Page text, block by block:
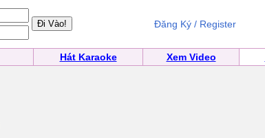
Đăng Ký / Register
Hát Karaoke Xem Video